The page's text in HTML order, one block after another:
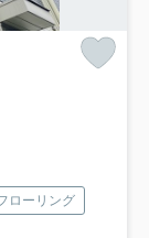
ローリング